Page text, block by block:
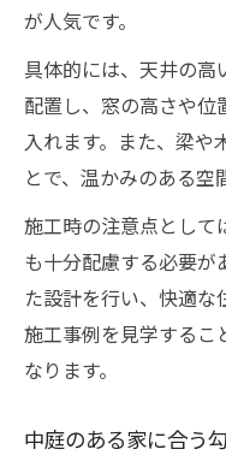
が人気です。
具体的には、天井の高
配置し、窓の高さや位
入れます。また、梁や
とで、温かみのある空
施工時の注意点として
も十分配慮する必要が
た設計を行い、快適
施工事例を見学するこ
なります。
中庭のある家に合う